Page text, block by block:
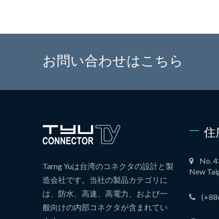
お問い合わせはこちら
Tarng Yuは台湾のコネクタの設計と製
造会社です。当社の製品カテゴリに
は、防水、高速、高電力、および一
般向けの内部コネクタが含まれてい
住
No.
New